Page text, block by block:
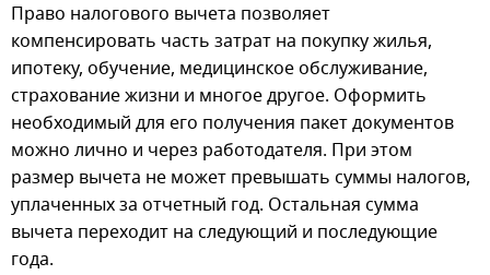
Право налогового вычета позволяет
компенсировать часть затрат на покупку жилья,
ипотеку, обучение, медицинское обслуживание,
страхование жизни и многое другое. Оформить
необходимый для его получения пакет документов
можно лично и через работодателя. При этом
размер вычета не может превышать суммы налогов,
уплаченных за отчетный год. Остальная сумма
вычета переходит на следующий и последующие
года.